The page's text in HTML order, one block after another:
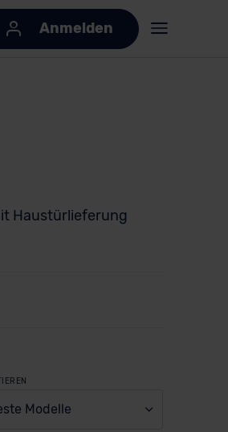
Anmelden
Haustürlieferung
Modelle